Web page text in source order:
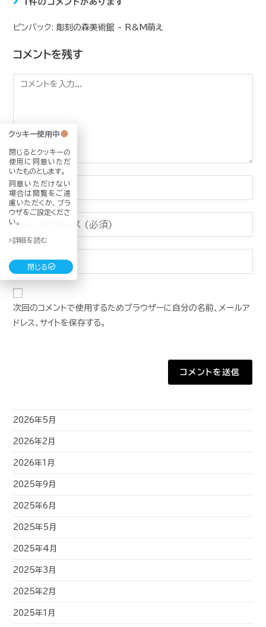
1件のコメントがあります
ピンバック:彫刻の森美術館 - R&M萌え
コメントを残す
次回のコメントで使用するためブラウザーに自分の名前、メールア
ドレス、サイトを保存する。
2026年5月
2026年2月
2026年1月
2025年9月
2025年6月
2025年5月
2025年4月
2025年3月
2025年2月
2025年1月
クッキー使用中
閉じるとクッキーの
使用に同意いただ
いたものとします。
同意いただけない
場合は閲覧をご遠
慮いただくか、ブラ
ウザをご設定くださ
い。
▷詳細を読む
閉じる